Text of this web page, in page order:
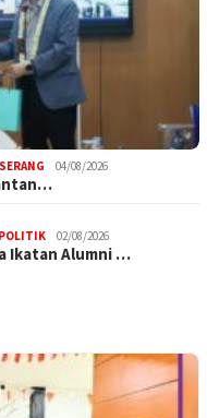
SERANG 04/08/2026
POLITIK 02/08/2026
Ikatan Alumni …